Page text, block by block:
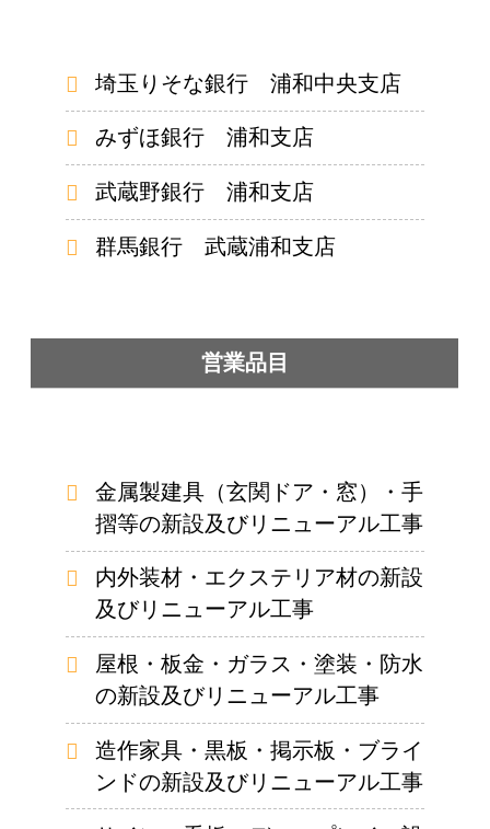
埼玉りそな銀行 浦和中央支店
みずほ銀行 浦和支店
武蔵野銀行 浦和支店
群馬銀行 武蔵浦和支店
営業品目
金属製建具（玄関ドア・窓）・手
摺等の新設及びリニューアル工事
内外装材・エクステリア材の新設
及びリニューアル工事
屋根・板金・ガラス・塗装・防水
の新設及びリニューアル工事
造作家具・黒板・掲示板・ブライ
ンドの新設及びリニューアル工事